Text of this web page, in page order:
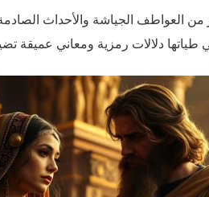
من العواطف الجياشة والأحداث
دلالات رمزية ومعاني عميقة